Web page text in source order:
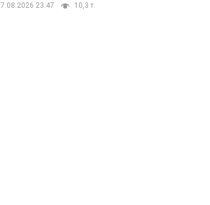
7.08.2026 23:47 10,3 т.